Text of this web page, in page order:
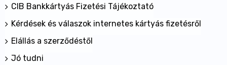
CIB Bankkártyás Fizetési Tájékoztató
Kérdések és válaszok internetes kártyás fizetésről
Elállás a szerződéstől
Jó tudni